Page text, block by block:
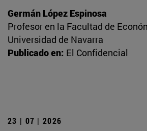
Germán López Espinosa
Profesor en la Facultad de
Universidad de Navarra
Publicado en: El Confidencial
23 | 07 | 2026